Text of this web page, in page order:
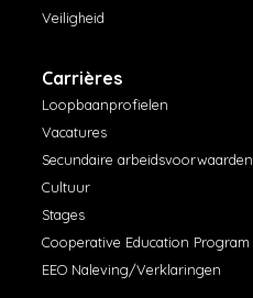
Veiligheid
Carrières
Loopbaanprofielen
Vacatures
Secundaire arbeidsvoorwaarden
Cultuur
Stages
Cooperative Education Program
EEO Naleving/Verklaringen